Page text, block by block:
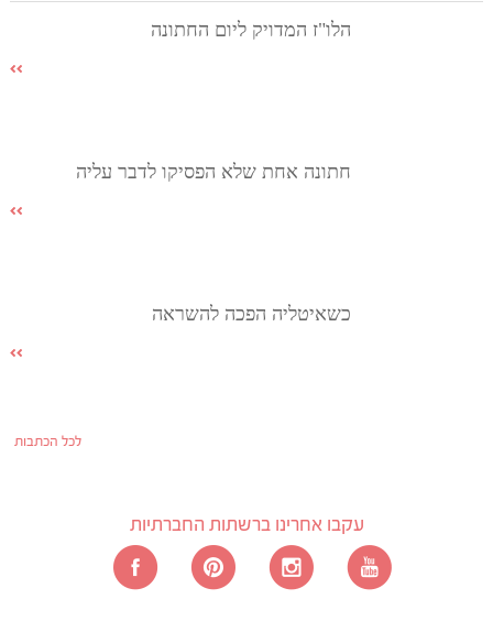
הלו"ז המדויק ליום החתונה
חתונה אחת שלא הפסיקו לדבר עליה
כשאיטליה הפכה להשראה
לכל הכתבות
עקבו אחרינו ברשתות החברתיות